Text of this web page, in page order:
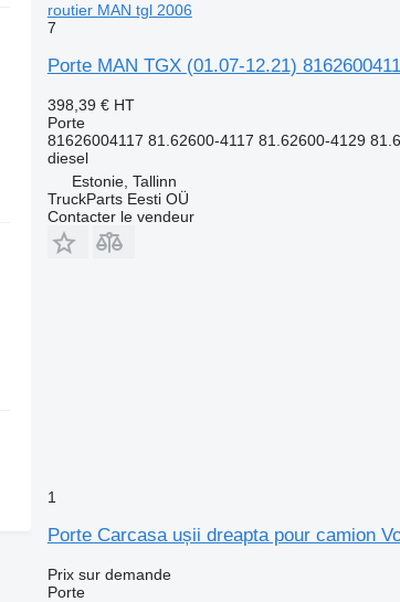
routier MAN tgl 2006
7
Porte MAN TGX (01.07-12.21)
398,39 € HT
Porte
81626004117 81.62600-4117 81.62600-4129
diesel
Estonie, Tallinn
TruckParts Eesti OÜ
Contacter le vendeur
1
Porte Carcasa ușii dreapta pour camion
Prix sur demande
Porte